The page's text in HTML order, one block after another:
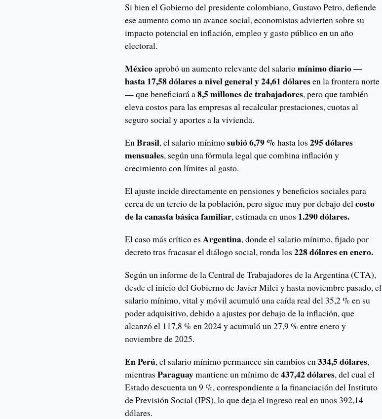
Si bien el Gobierno del presidente colombiano, Gustavo Petro, defiende
ese aumento como un avance social, economistas advierten sobre su
impacto potencial en inflación, empleo y gasto público en un año
electoral.
Méxicoaprobó un aumento relevante del salariomínimo diario —
hasta 17,58 dólares a nivel general y 24,61 dólaresen la frontera norte
— que beneficiará a8,5 millones de trabajadores, pero que también
eleva costos para las empresas al recalcular prestaciones, cuotas al
seguro social y aportes a la vivienda.
EnBrasil, el salario mínimosubió 6,79 % hasta los295 dólares
mensuales, según una fórmula legal que combina inflación y
crecimiento con límites al gasto.
El ajuste incide directamente en pensiones y beneficios sociales para
cerca de un tercio de la población, pero sigue muy por debajo delcosto
de la canasta básica familiar, estimada en unos 1.290 dólares.
El caso más crítico es Argentina, donde el salario mínimo, fijado por
decreto tras fracasar el diálogo social, ronda los228 dólares en enero.
Según un informe de la Central de Trabajadores de la Argentina (CTA),
desde el inicio del Gobierno de Javier Milei y hasta noviembre pasado, el
salario mínimo, vital y móvil acumuló una caída real del 35,2 % en su
poder adquisitivo, debido a ajustes por debajo de la inflación, que
alcanzó el 117,8 % en 2024 y acumuló un 27,9 % entre enero y
noviembre de 2025.
En Perú, el salario mínimo permanece sin cambios en334,5 dólares,
mientrasParaguaymantiene un mínimo de437,42 dólares, del cual el
Estado descuenta un 9 %, correspondiente a la financiación del Instituto
de Previsión Social (IPS), lo que deja el ingreso real en unos 392,14
dólares.